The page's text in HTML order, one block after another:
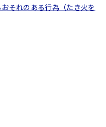
それのある行為（たき火を